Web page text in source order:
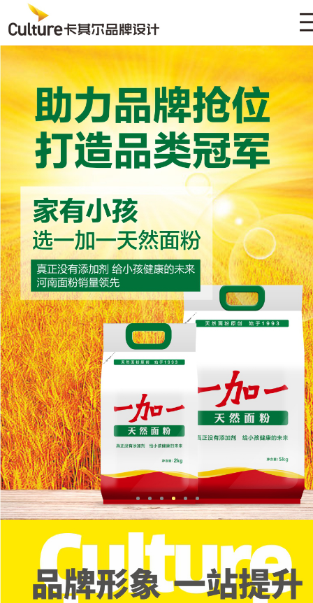
HOME
ABOUT
CASE
NEWS
CONTACT